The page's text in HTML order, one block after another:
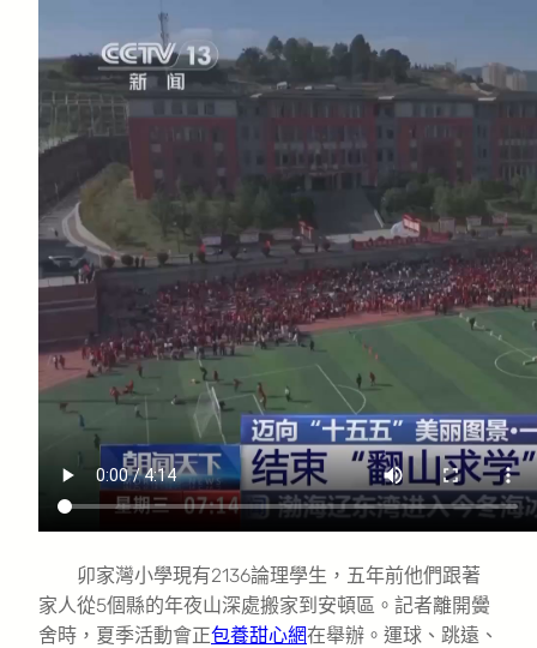
卯家灣小學現有2136論理學生，五年前他們跟著
家人從5個縣的年夜山深處搬家到安頓區。記者離開黌
舍時，夏季活動會正包養甜心網在舉辦。運球、跳遠、